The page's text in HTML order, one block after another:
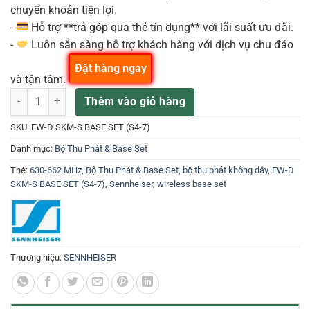
chuyển khoản tiện lợi.
-
Hỗ trợ **trả góp qua thẻ tín dụng** với lãi suất ưu đãi.
-
Luôn sẵn sàng hỗ trợ khách hàng với dịch vụ chu đáo
và tận tâm.
Sennheiser EW-D SKM-S BASE SET (S4-7) 630-662 MHz Reciever
Thêm vào giỏ hàng
Đặt hàng ngay
SKU: EW-D SKM-S BASE SET (S4-7)
Danh mục: Bộ Thu Phát & Base Set
Thẻ: 630-662 MHz Bộ Thu Phát & Base Set bộ thu phát không dây, EW-D
SKM-S BASE SET (S4-7) Sennheiser, wireless base set
Thương hiệu: SENNHEISER